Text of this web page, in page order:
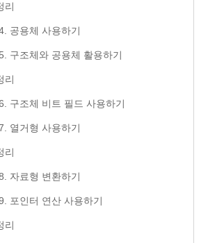
리
공용체 사용하기
구조체와 공용체 활용하기
리
구조체 비트 필드 사용하기
열거형 사용하기
리
자료형 변환하기
포인터 연산 사용하기
리